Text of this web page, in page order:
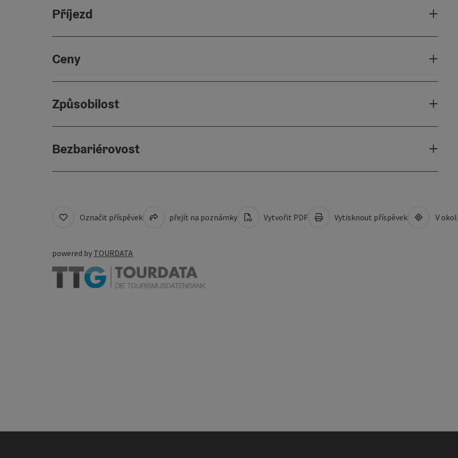
Příjezd
Ceny
Způsobilost
Bezbariérovost
Označit příspěvek přejít na poznámky Vytvořit PDF Vytisknout příspěvek V
powered by TOURDATA